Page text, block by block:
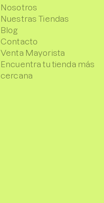
Nosotros
Nuestras Tiendas
Blog
Contacto
Venta Mayorista
Encuentra tu tienda más
cercana